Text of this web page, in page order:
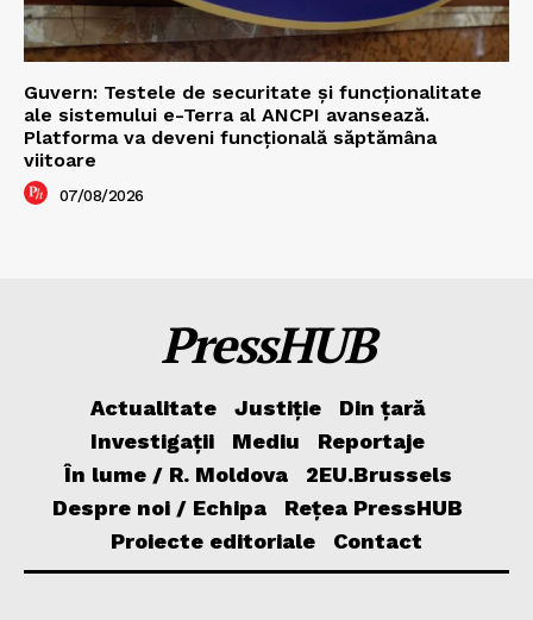
Guvern: Testele de securitate și funcționalitate
ale sistemului e-Terra al ANCPI avansează.
Platforma va deveni funcțională săptămâna
viitoare
07/08/2026
PressHUB
Actualitate Justiție
Din țară
Investigații
Mediu
Reportaje
În lume / R. Moldova
2EU.Brussels
Despre noi / Echipa
Rețea PressHUB
Proiecte editoriale
Contact